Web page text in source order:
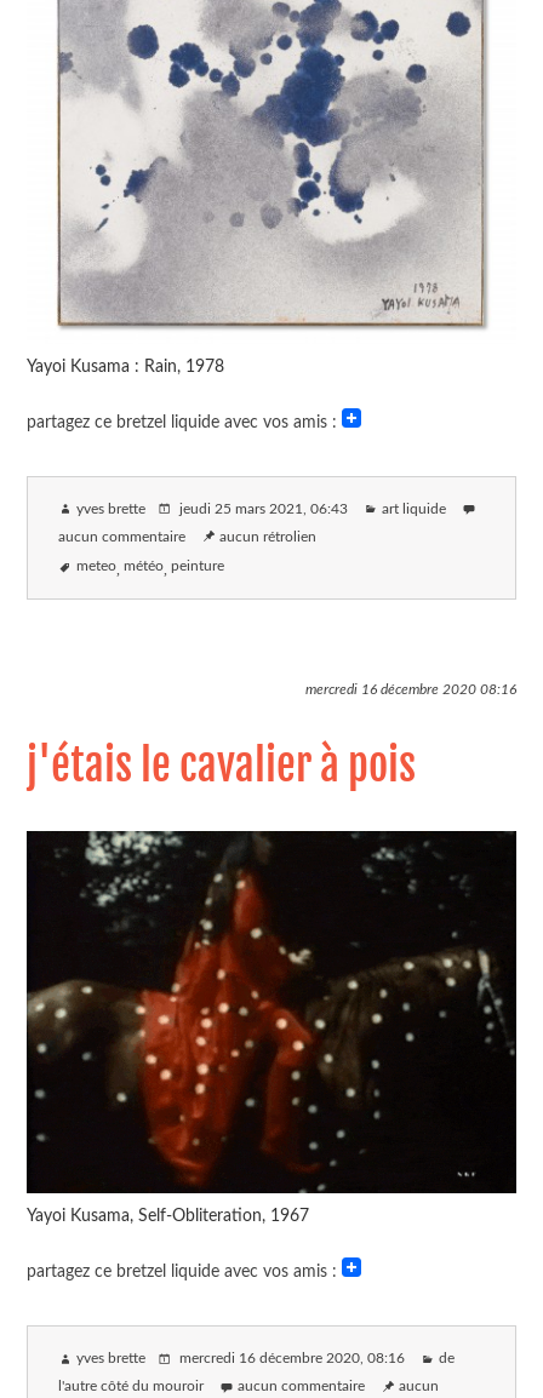
Yayoi Kusama : Rain, 1978
partagez ce bretzel liquide avec vos amis :
yves brette jeudi 25 mars 2021 , 06:43 art liquide
aucun commentaire aucun rétrolien
meteo météo peinture
mercredi 16 décembre 202008:16
j'étais le cavalier à pois
Yayoi Kusama, Self-Obliteration, 1967
partagez ce bretzel liquide avec vos amis :
yves brette mercredi 16 décembre 2020, 08:16 de
l'autre côté du mouroir aucun commentaire aucun